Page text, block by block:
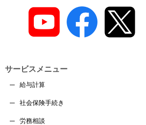
サービスメニュー
給与計算
社会保険手続き
労務相談